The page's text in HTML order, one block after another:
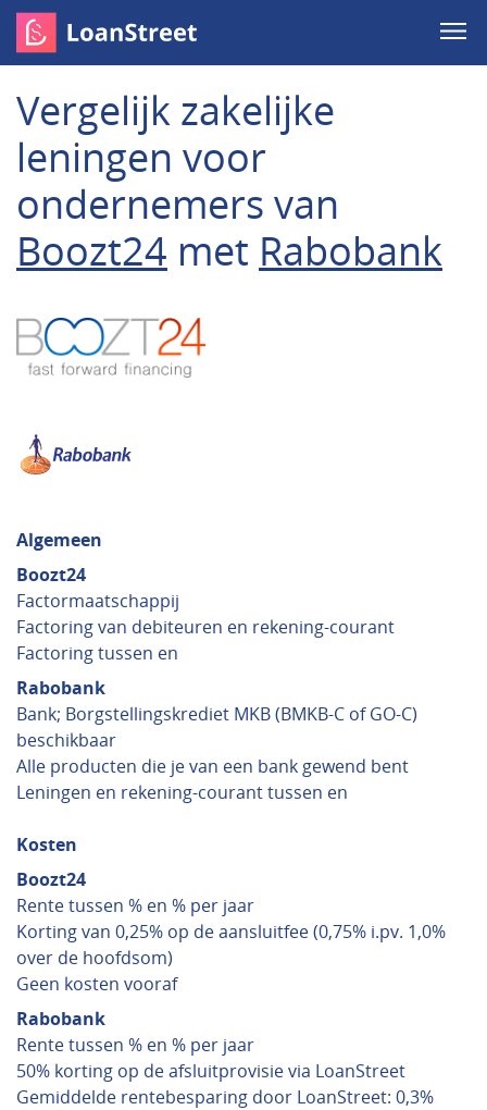
Vergelijk zakelijke
leningen voor
ondernemers van
Boozt24 met Rabobank
Algemeen
Boozt24
Factormaatschappij
Factoring van debiteuren en rekening-courant
Factoring tussen en
Rabobank
Bank; Borgstellingskrediet MKB (BMKB-C of GO-C)
beschikbaar
Alle producten die je van een bank gewend bent
Leningen en rekening-courant tussen en
Kosten
Boozt24
Rente tussen % en % per jaar
Korting van 0,25% op de aansluitfee (0,75% i.pv. 1,0%
over de hoofdsom)
Geen kosten vooraf
Rabobank
Rente tussen % en % per jaar
50% korting op de afsluitprovisie via LoanStreet
Gemiddelde rentebesparing door LoanStreet: 0,3%